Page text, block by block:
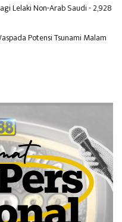
Lelaki Non-Arab Saudi- 2,928
Potensi Tsunami Malam